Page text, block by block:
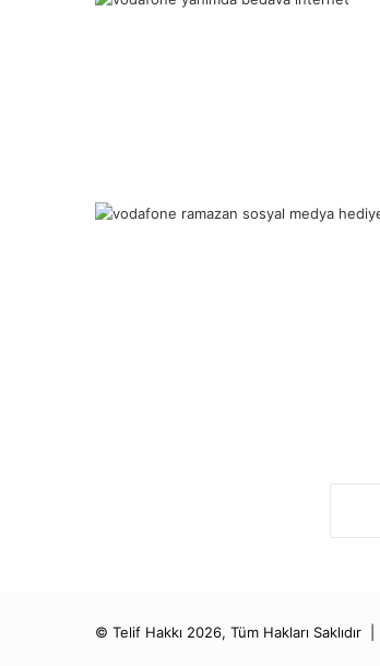
© Telif Hakkı 2026, Tüm Hakları Saklıdır |